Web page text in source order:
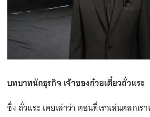
บทบาทนักธุรกิจ เจ้าของก๋วยเตี๋ยวถั่วแระ
ซึ่ง ถั่วแระ เคยเล่าว่า ตอนที่เราเล่นตลกเร